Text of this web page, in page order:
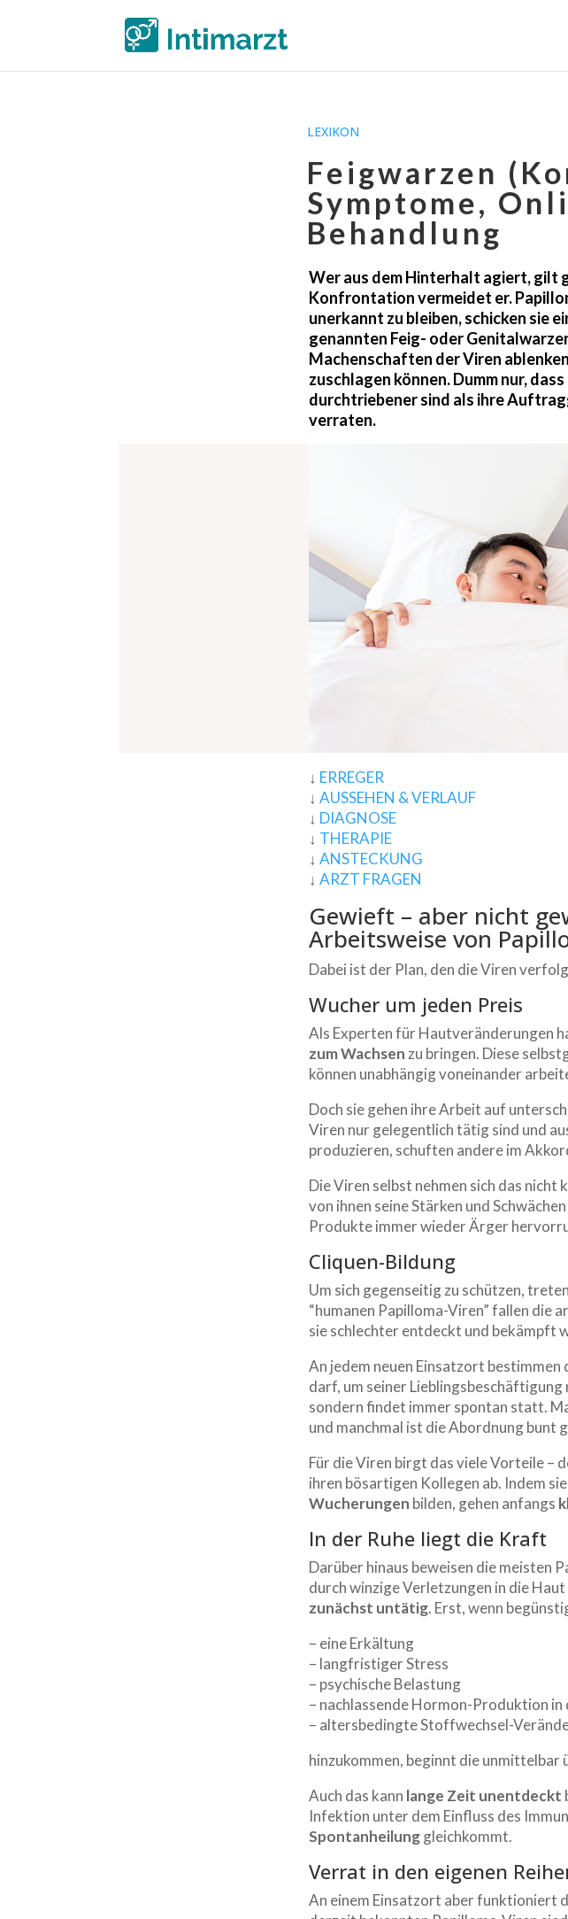
LEXIKON
Feigwarzen
Symptome,
Behandlung
Wer aus dem Hinterhalt agiert, gilt
Konfrontation vermeidet er.
unerkannt zu bleiben, schicken sie
genannten Feig- oder
Machenschaften der Viren
zuschlagen können. Dumm nur,
durchtriebener sind als ihre
verraten.
↓ ERREGER
↓AUSSEHEN & VERLAUF
↓ DIAGNOSE
↓ THERAPIE
↓ANSTECKUNG
↓ARZT FRAGEN
Gewieft – aber nicht
Arbeitsweise von
Dabei ist der Plan, den die Viren
Wucher um jeden Preis
Als Experten für Hautveränderungen
zum Wachsen zu bringen. Diese
können unabhängig voneinander
Doch sie gehen ihre Arbeit auf
Viren nur gelegentlich tätig sind und
produzieren, schuften andere im
Die Viren selbst nehmen sich das nicht
von ihnen seine Stärken und
Produkte immer wieder Ärger
Cliquen-Bildung
Um sich gegenseitig zu schützen,
“humanen Papilloma-Viren” fallen die
sie schlechter entdeckt und bekämpft
An jedem neuen Einsatzort
darf, um seiner Lieblingsbeschäftigung
sondern findet immer spontan statt.
und manchmal ist die Abordnung bunt
Für die Viren birgt das viele Vorteile –
ihren bösartigen Kollegen ab. Indem sie
Wucherungen bilden, gehen anfangs
In der Ruhe liegt die Kraft
Darüber hinaus beweisen die meisten
durch winzige Verletzungen in die
zunächst untätig. Erst, wenn
– eine Erkältung
– langfristiger Stress
– psychische Belastung
– nachlassende Hormon-Produktion in
– altersbedingte Stoffwechsel-
hinzukommen, beginnt die unmittelbar
Auch das kann lange Zeit unentdeckt
Infektion unter dem Einfluss des
Spontanheilunggleichkommt.
Verrat in den eigenen
An einem Einsatzort aber funktioniert